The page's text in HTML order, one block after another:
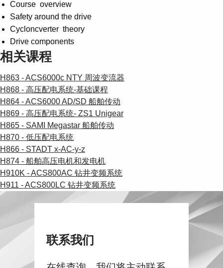
Course overview
Safety around the drive
Cycloncverter theory
Drive components
相关课程
H863 - ACS6000c NTY 周波变流器
H868 - 高压配电系统-基础课程
H864 - ACS6000 AD/SD 船舶传动
H869 - 高压配电系统- ZS1 Unigear
H865 - SAMI Megastar 船舶传动
H870 - 低压配电系统
H866 - STADT x-AC-y-z
H874 - 船舶高压电机和发电机
H910K - ACS800AC 钻井变频系统
H911 - ACS800LC 钻井变频系统
联系我们